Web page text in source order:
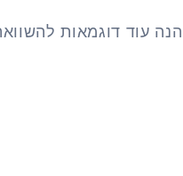
הנה עוד דוגמאות